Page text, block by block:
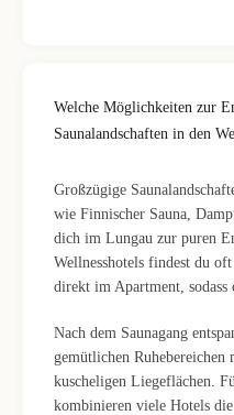
Welche Möglichkeiten zur
Saunalandschaften in den
Großzügige
wie Finnischer Sauna,
dich im Lungau zur puren
Wellnesshotels findest du
direkt im Apartment,
Nach dem Saunagang
gemütlichen Ruhebereichen
kuscheligen Liegeflächen.
kombinieren viele Hotels